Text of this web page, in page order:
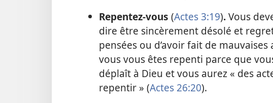
Repentez-vous (Actes 3:19).Vous
dire être sincèrement désolé et
pensées ou d’avoir fait de
vous vous êtes repenti parce que
déplaît à Dieu et vous aurez « des
repentir » (Actes 26:20).